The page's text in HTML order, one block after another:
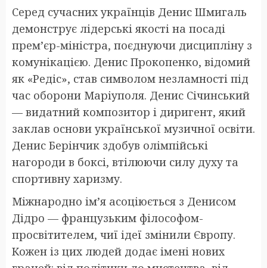
Серед сучасних українців Денис Шмигаль
демонструє лідерські якості на посаді
прем’єр-міністра, поєднуючи дисципліну з
комунікацією. Денис Прокопенко, відомий
як «Редіс», став символом незламності під
час оборони Маріуполя. Денис Січинський
— видатний композитор і диригент, який
заклав основи української музичної освіти.
Денис Берінчик здобув олімпійські
нагороди в боксі, втілюючи силу духу та
спортивну харизму.
Міжнародно ім’я асоціюється з Денисом
Дідро — французьким філософом-
просвітителем, чиї ідеї змінили Європу.
Кожен із цих людей додає імені нових